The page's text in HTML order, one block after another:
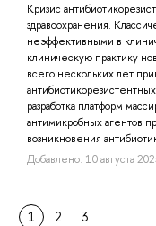
Кризис
здравоохранения.
неэффективными в
клиническую практику
всего нескольких лет
разработка платформ
антимикробных агентов
возникновения
Добавлено: 10 августа
1 2 3